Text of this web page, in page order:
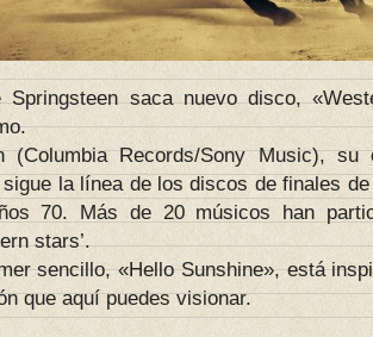
Springsteen saca nuevo disco,
(Columbia Records/Sony Music), su
sigue la línea de los discos de finales
70. Más de 20 músicos han
stars’.
sencillo, «Hello Sunshine», está
que aquí puedes visionar.